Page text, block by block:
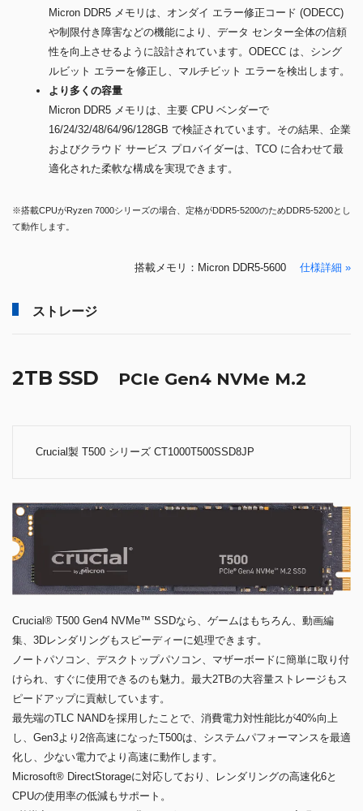
Micron DDR5 メモリは、オンダイ エラー修正コード (ODECC)
や制限付き障害などの機能により、データ センター全体の信頼
性を向上させるように設計されています。ODECC は、シング
ルビット エラーを修正し、マルチビット エラーを検出します。
より多くの容量
Micron DDR5 メモリは、主要 CPU ベンダーで
16/24/32/48/64/96/128GB で検証されています。その結果、企業
およびクラウド サービス プロバイダーは、TCO に合わせて最
適化された柔軟な構成を実現できます。
※搭載CPUがRyzen 7000シリーズの場合、定格がDDR5-5200のためDDR5-5200とし
て動作します。
搭載メモリ：Micron DDR5-5600 仕様詳細 »
ストレージ
2TB SSD PCIe Gen4 NVMe M.2
Crucial製 T500 シリーズ CT1000T500SSD8JP
Crucial® T500 Gen4 NVMe™ SSDなら、ゲームはもちろん、動画編
集、3Dレンダリングもスピーディーに処理できます。
ノートパソコン、デスクトップパソコン、マザーボードに簡単に取り付
けられ、すぐに使用できるのも魅力。最大2TBの大容量ストレージもス
ピードアップに貢献しています。
最先端のTLC NANDを採用したことで、消費電力対性能比が40%向上
し、Gen3より2倍高速になったT500は、システムパフォーマンスを最適
化し、少ない電力でより高速に動作します。
Microsoft® DirectStorageに対応しており、レンダリングの高速化6と
CPUの使用率の低減もサポート。